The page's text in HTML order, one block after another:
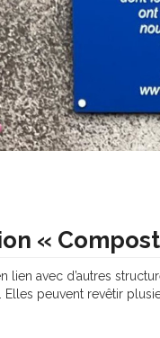
«
avec d’autres
peuvent revêtir